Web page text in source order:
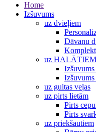
Home
Izšuvums
uz dvieļiem
Dāvanu
uz HALĀTIEM
uz gultas veļas
uz pirts lietām
Pirts
Pirts
uz priekšautiem